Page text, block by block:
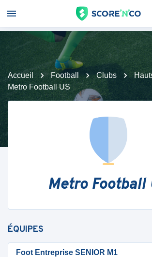
Accueil Football Clubs
Metro Football US
Metro Football
ÉQUIPES
Foot Entreprise SENIOR M1